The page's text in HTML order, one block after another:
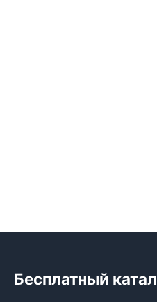
Бесплатный